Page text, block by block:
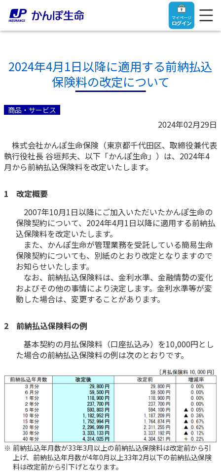
マイページ
ログイン
ご契約者さま
ご契約者さま
入院保険金・手術保険金のご請求
お手続き一覧
きっかけ・できごとから探す
マイページでできること
ログイン
ご契約内容の確認
お客さまに関する情報等の確認の取り組み
保険をご検討中のお客さま
終身保険
養老保険
定期保険
学資保険
長寿支援保険
お見積りシミュレーション
保険の探し方のポイント
保険かんたん診断
これからのライフイベントでかかる費用とは？
【まずはご相談ください】企業経営でお悩みの方はこ
ちら
法人のお客さま向け商品一覧
目的から探す
お役立ち情報
かんぽ生命の団体取扱い
お問い合わせ先
お役立ち情報
かんぽのLifeサポートナビ
保険
医療
お金
子育て
ライフプラン
健康情報
かんぽ生命について
かんぽ生命について
ご挨拶
経営理念・経営戦略
会社概要
財務情報
株主・投資家のみなさまへ
日本郵政グループとしての取り組み
採用情報
CM・オウンドメディア／ソーシャルメディア
よくあるご質問
お問い合わせ
サステナビリティ
株主・投資家のみなさまへ
採用情報
English
2024年4月1日以降に適用する前納払込
保険料の改定について
商品・サービス
2024年02月29日
株式会社かんぽ生命保険（東京都千代田区、取締役兼代表
執行役社長 谷垣邦夫、以下「かんぽ生命」）は、2024年4
月から前納払込保険料を改定いたします。
1 改定概要
2007年10月1日以降にご加入いただいたかんぽ生命の
保険契約について、2024年4月1日以降に適用する前納払
込保険料を改定いたします。
また、かんぽ生命が管理業務を受託している簡易生命
保険契約についても、別紙のとおり改定となりますので
お知らせいたします。
なお、前納払込保険料は、金利水準、金融情勢の変化
およびその他の事情により決定します。金利水準等が変
動した場合は、変更することがあります。
2 前納払込保険料の例
基本契約の月払保険料（口座払込み）を10,000円とし
た場合の前納払込保険料の例は次のとおりです。
前納払込年月数が33年3月以上の前納払込保険料は改定前から引
上げ、前納払込年月数が4年0月以上33年2月以下の前納払込保険
料は改定前から引下げとなります。